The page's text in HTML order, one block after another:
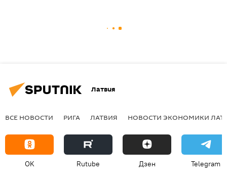
Латвия
ВСЕ НОВОСТИ РИГА ЛАТВИЯ НОВОСТИ ЭКОНОМИКИ
OK Rutube Дзен Telegram